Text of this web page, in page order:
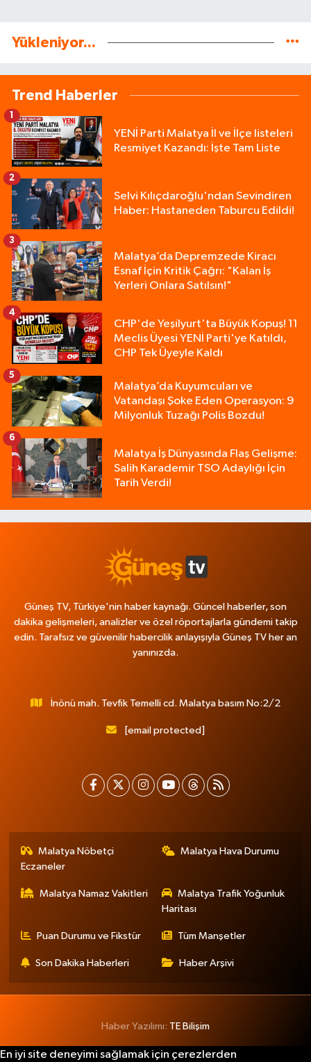
Yükleniyor...
Trend Haberler
YENİ Parti Malatya İl ve İlçe listeleri
Resmiyet Kazandı: İşte Tam Liste
1
Selvi Kılıçdaroğlu'ndan Sevindiren
Haber: Hastaneden Taburcu Edildi!
2
Malatya’da Depremzede Kiracı
Esnaf İçin Kritik Çağrı: "Kalan İş
Yerleri Onlara Satılsın!"
3
CHP'de Yeşilyurt'ta Büyük Kopuş! 11
Meclis Üyesi YENİ Parti'ye Katıldı,
CHP Tek Üyeyle Kaldı
4
Malatya’da Kuyumcuları ve
Vatandaşı Şoke Eden Operasyon: 9
Milyonluk Tuzağı Polis Bozdu!
5
Malatya İş Dünyasında Flaş Gelişme:
Salih Karademir TSO Adaylığı İçin
Tarih Verdi!
6
Güneş TV, Türkiye'nin haber kaynağı. Güncel haberler, son
dakika gelişmeleri, analizler ve özel röportajlarla gündemi takip
edin. Tarafsız ve güvenilir habercilik anlayışıyla Güneş TV her an
yanınızda.
İnönü mah. Tevfik Temelli cd. Malatya basım No:2/2
[email protected]
Malatya Nöbetçi
Eczaneler
Malatya Hava Durumu
Malatya Namaz Vakitleri
Malatya Trafik Yoğunluk
Haritası
Puan Durumu ve Fikstür Tüm Manşetler
Son Dakika Haberleri Haber Arşivi
Haber Yazılımı: TE Bilişim
En iyi site deneyimi sağlamak için çerezlerden